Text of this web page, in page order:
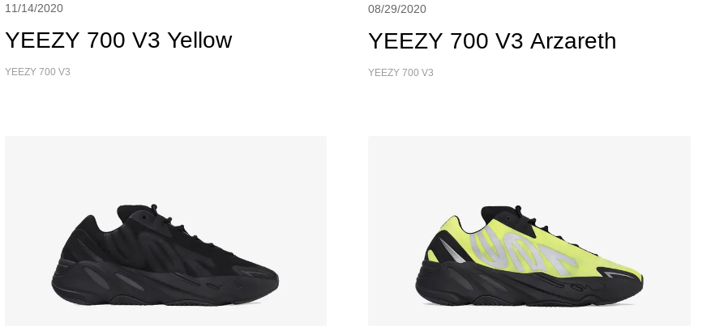
11/14/2020
YEEZY 700 V3 Yellow
YEEZY 700 V3
08/29/2020
YEEZY 700 V3 Arzareth
YEEZY 700 V3